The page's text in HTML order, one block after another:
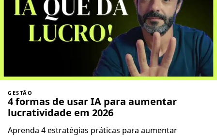
GESTÃO
4 formas de usar IA para aumentar
lucratividade em 2026
Aprenda 4 estratégias práticas para aumentar